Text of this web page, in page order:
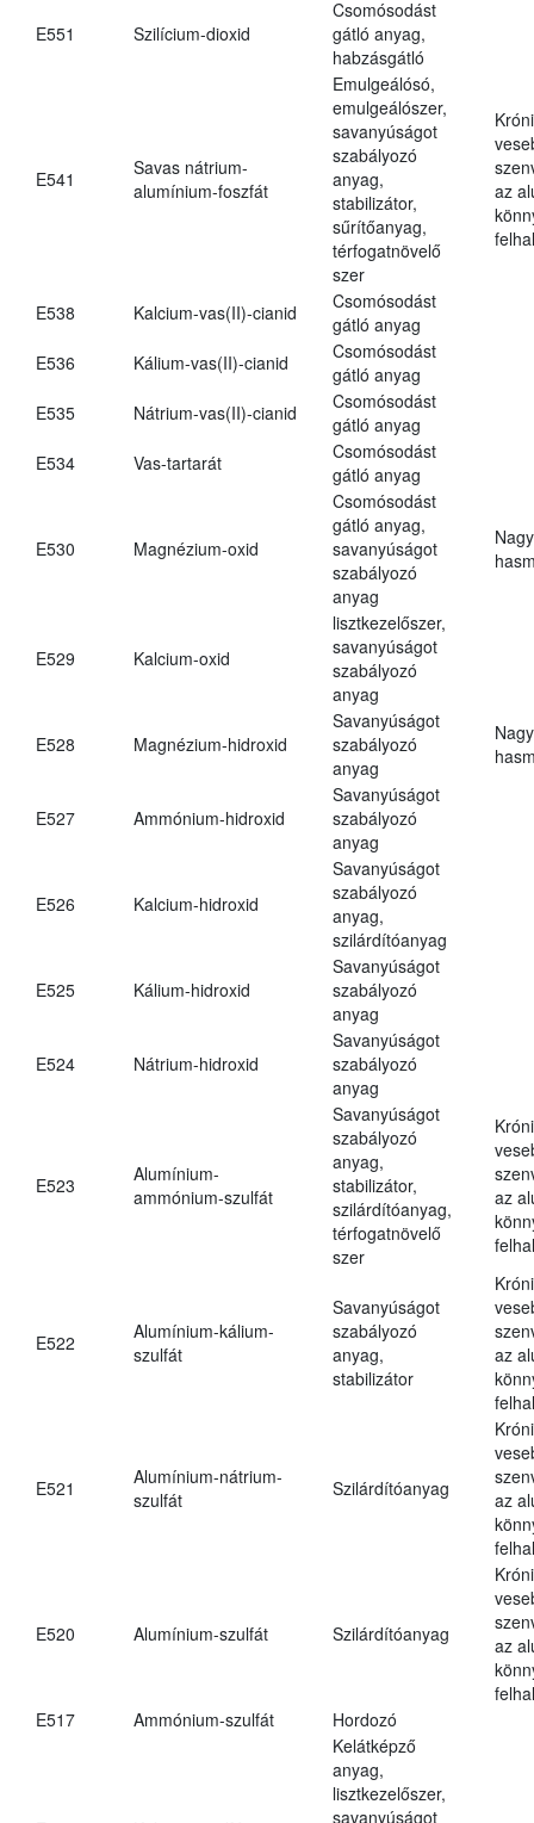
E551 Szilícium-dioxid
Csomósodást
gátló anyag,
habzásgátló
E541
Savas nátrium-
alumínium-foszfát
Emulgeálósó,
emulgeálószer,
savanyúságot
szabályozó
anyag,
stabilizátor,
sűrítőanyag,
térfogatnövelő
szer
az
E538 Kalcium-vas(II)-cianid
Csomósodást
gátló anyag
E536
Kálium-vas(II)-cianid
Csomósodást
gátló anyag
E535
Nátrium-vas(II)-cianid
Csomósodást
gátló anyag
E534
Vas-tartarát
Csomósodást
gátló anyag
E530 Magnézium-oxid
Csomósodást
gátló anyag,
savanyúságot
szabályozó
anyag
E529 Kalcium-oxid
lisztkezelőszer,
savanyúságot
szabályozó
anyag
E528 Magnézium-hidroxid
Savanyúságot
szabályozó
anyag
E527 Ammónium-hidroxid
Savanyúságot
szabályozó
anyag
E526 Kalcium-hidroxid
Savanyúságot
szabályozó
anyag,
szilárdítóanyag
E525 Kálium-hidroxid
Savanyúságot
szabályozó
anyag
E524 Nátrium-hidroxid
Savanyúságot
szabályozó
anyag
E523
Alumínium-
ammónium-szulfát
Savanyúságot
szabályozó
anyag,
stabilizátor,
szilárdítóanyag,
térfogatnövelő
szer
az
E522
Alumínium-kálium-
szulfát
Savanyúságot
szabályozó
anyag,
stabilizátor
az
E521
Alumínium-nátrium-
szulfát
Szilárdítóanyag
az
E520 Alumínium-szulfát Szilárdítóanyag
az
E517
Ammónium-szulfát Hordozó
Kelátképző
anyag,
lisztkezelőszer,
savanyúságot